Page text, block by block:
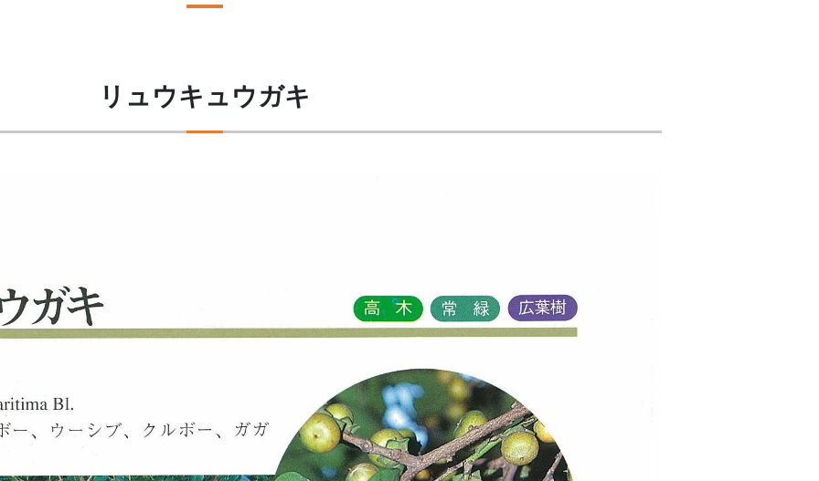
リュウキュウガキ